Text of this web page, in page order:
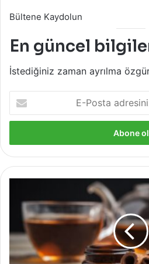
Bültene Kaydolun
En güncel
İstediğiniz zaman ayrılma
Posta
adresinizi
İçmek
Ölüm
Riskini
Azaltıyor
Mu?